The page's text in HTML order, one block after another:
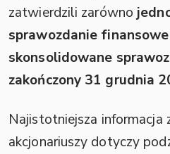
zatwierdzili zarówno
sprawozdanie finansowe
skonsolidowane
zakończony 31 grudnia
Najistotniejsza informacja
akcjonariuszy dotyczy